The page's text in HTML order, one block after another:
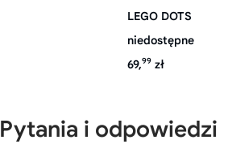
LEGO DOTS
niedostępne
69,99 zł
Pytania i odpowiedzi